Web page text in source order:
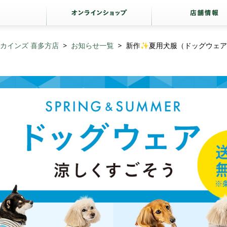
カインズ 喜多方店 お知らせ一覧 新作✨夏用犬服（ドッグウェ